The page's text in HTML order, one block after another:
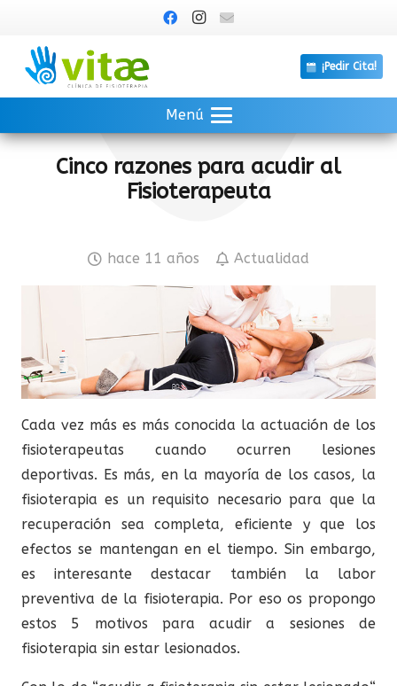
¡Pedir Cita!
Menú
Cinco razones para acudir al
Fisioterapeuta
hace 11 años Actualidad
Cada vez más es más conocida la actuación de los
fisioterapeutas cuando ocurren lesiones
deportivas. Es más, en la mayoría de los casos, la
fisioterapia es un requisito necesario para que la
recuperación sea completa, eficiente y que los
efectos se mantengan en el tiempo. Sin embargo,
es interesante destacar también la labor
preventiva de la fisioterapia. Por eso os propongo
estos 5 motivos para acudir a sesiones de
fisioterapia sin estar lesionados.